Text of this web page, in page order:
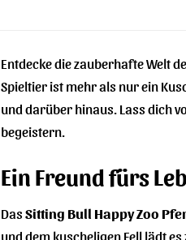
Entdecke die zauberhafte Welt
Spieltier ist mehr als nur ein
und darüber hinaus. Lass dich
begeistern.
Ein Freund fürs
DasSitting Bull Happy Zoo
und dem kuscheligen Fell lädt